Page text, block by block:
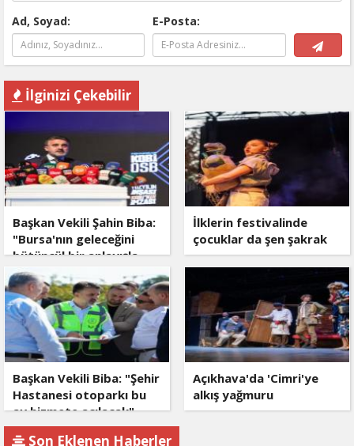
Ad, Soyad: E-Posta:
İlginizi Çekebilir
Başkan Vekili Şahin Biba:
"Bursa'nın geleceğini
bütüncül bir anlayışla
planlıyoruz"
İlklerin festivalinde
çocuklar da şen şakrak
Başkan Vekili Biba: "Şehir
Hastanesi otoparkı bu
ay hizmete açılacak"
Açıkhava'da 'Cimri'ye
alkış yağmuru
Son Eklenen Haberler